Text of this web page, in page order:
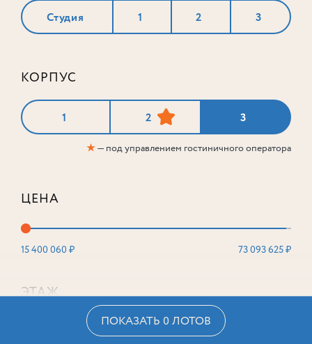
Студия 1 2 3
КОРПУС
1 2 3
★— под управлением гостиничного оператора
ЦЕНА
15 400 060 ₽ 73 093 625 ₽
ЭТАЖ
ПОКАЗАТЬ 0 ЛОТОВ